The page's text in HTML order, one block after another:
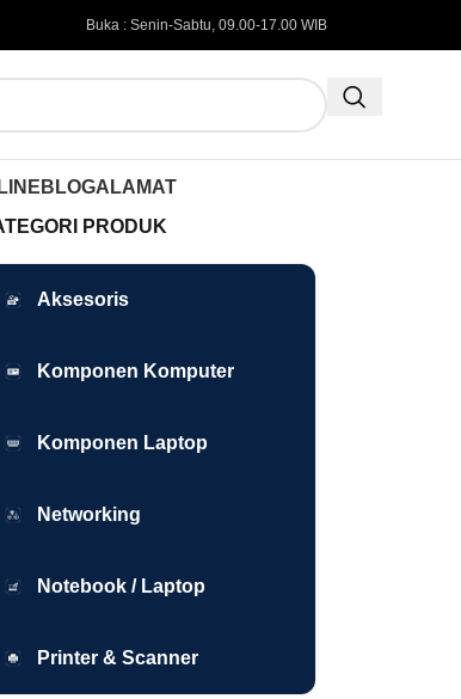
Buka : Senin-Sabtu, 09.00-17.00 WIB
BLOGALAMAT
PRODUK
Aksesoris
Komponen Komputer
Komponen Laptop
Networking
Notebook / Laptop
Printer & Scanner